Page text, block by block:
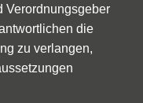
Verordnungsgeber
die
zu verlangen,